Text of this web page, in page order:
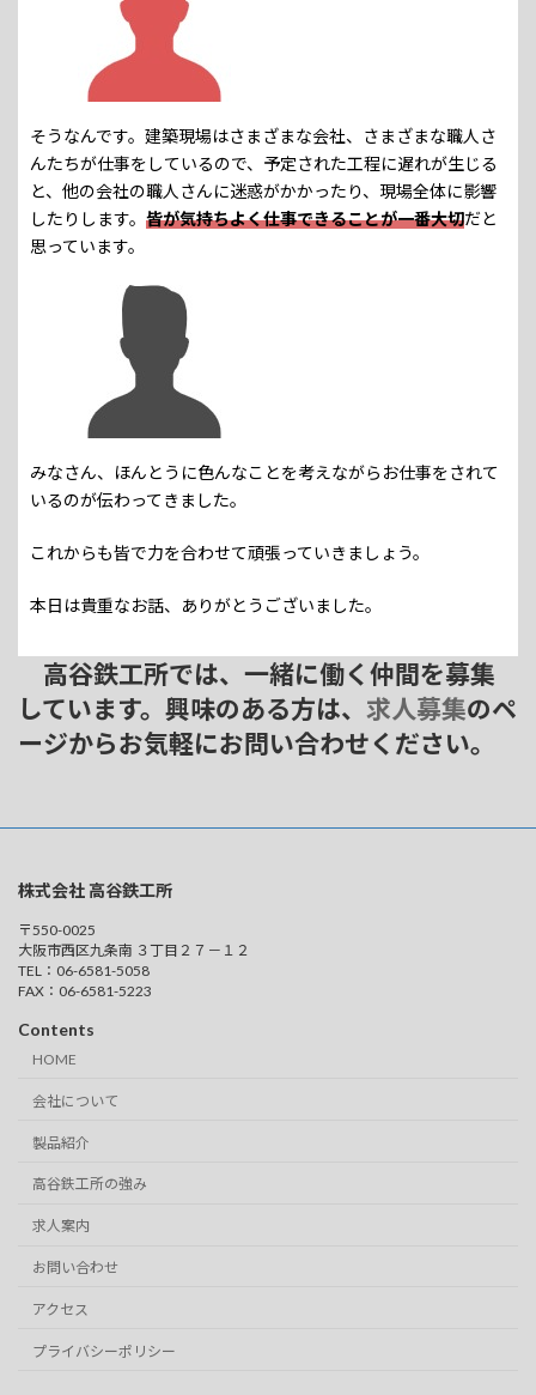
そうなんです。建築現場はさまざまな会社、さまざまな職人さ
んたちが仕事をしているので、予定された工程に遅れが生じる
と、他の会社の職人さんに迷惑がかかったり、現場全体に影響
したりします。 皆が気持ちよく仕事できることが一番大切だと
思っています。
みなさん、ほんとうに色んなことを考えながらお仕事をされて
いるのが伝わってきました。
これからも皆で力を合わせて頑張っていきましょう。
本日は貴重なお話、ありがとうございました。
高谷鉄工所では、一緒に働く仲間を募集
しています。興味のある方は、 求人募集のペ
ージからお気軽にお問い合わせください。
株式会社 高谷鉄工所
〒550-0025
大阪市西区九条南 ３丁目２７－１２
TEL：06-6581-5058
FAX：06-6581-5223
Contents
HOME
会社について
製品紹介
高谷鉄工所の強み
求人案内
お問い合わせ
アクセス
プライバシーポリシー